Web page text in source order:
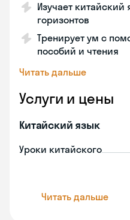
Изучает
горизонтов
Тренирует ум с
пособий и чтения
Читать дальше
Услуги и цены
Китайский язык
Уроки китайского
Читать дальше